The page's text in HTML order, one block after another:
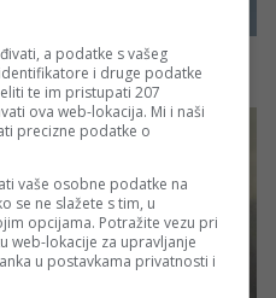
a podatke s vašeg
i druge podatke
te im pristupati 207
ova web-lokacija. Mi i naši
precizne podatke o
vaše osobne podatke na
se ne slažete s tim, u
opcijama. Potražite vezu pri
web-lokacije za upravljanje
u postavkama privatnosti i